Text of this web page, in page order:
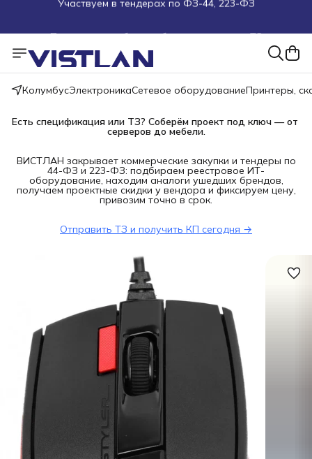
Пуско-наладочные работы
Пришлите запрос на e-mail или в чат
Более 100 000 позиций в наличии и под заказ
КолумбусЭлектроникаСетевое оборудованиеПринтеры,
Есть спецификация или ТЗ? Соберём проект под ключ — от
серверов до мебели.
ВИСТЛАН закрывает коммерческие закупки и тендеры по
44-ФЗ и 223-ФЗ: подбираем реестровое ИТ-
оборудование, находим аналоги ушедших брендов,
получаем проектные скидки у вендора и фиксируем цену,
привозим точно в срок.
Отправить ТЗ и получить КП сегодня →